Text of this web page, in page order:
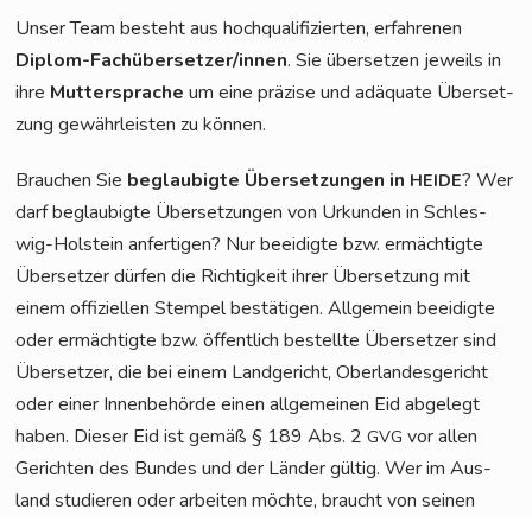
Unser Team besteht aus hoch­qua­li­fi­zier­ten, erfah­re­nen
Diplom-Fach­über­set­zer/in­nen. Sie über­set­zen jeweils in
ihre Mut­ter­spra­che um eine prä­zi­se und adäqua­te Über­set­
zung gewähr­leis­ten zu können.
Brau­chen Sie beglau­big­te Über­set­zun­gen in HEIDE? Wer
darf beglau­big­te Über­set­zun­gen von Urkun­den in Schles­
wig-Hol­stein anfer­ti­gen? Nur beei­dig­te bzw. ermäch­tig­te
Über­set­zer dür­fen die Rich­tig­keit ihrer Über­set­zung mit
einem offi­zi­el­len Stem­pel bestä­ti­gen. All­ge­mein beei­dig­te
oder ermäch­tig­te bzw. öffent­lich bestell­te Über­set­zer sind
Über­set­zer, die bei einem Land­ge­richt, Ober­lan­des­ge­richt
oder einer Innen­be­hör­de einen all­ge­mei­nen Eid abge­legt
haben. Die­ser Eid ist gemäß § 189 Abs. 2GVG vor allen
Gerich­ten des Bun­des und der Län­der gül­tig. Wer im Aus­
land stu­die­ren oder arbei­ten möch­te, braucht von sei­nen